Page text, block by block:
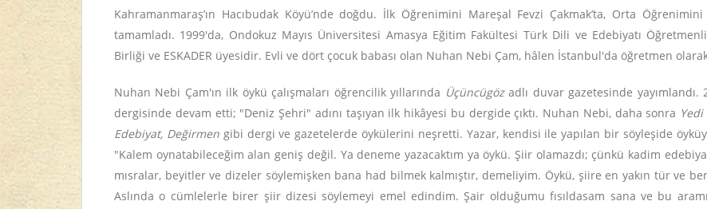
Kahramanmaraş’ın Hacıbudak Köyü’nde doğdu. İlk Öğrenimini Mareşal Fevzi Çakmak’ta, Orta
tamamladı. 1999'da, Ondokuz Mayıs Üniversitesi Amasya Eğitim Fakültesi Türk Dili ve Edebiyatı
Birliği ve ESKADER üyesidir. Evli ve dört çocuk babası olan Nuhan Nebi Çam, hâlen İstanbul'da öğretmen
Nuhan Nebi Çam'ın ilk öykü çalışmaları öğrencilik yıllarında Üçüncügözadlı duvar gazetesinde yayımlandı.
dergisinde devam etti; "Deniz Şehri" adını taşıyan ilk hikâyesi bu dergide çıktı. Nuhan Nebi, daha sonra
Edebiyat, Değirmengibi dergi ve gazetelerde öykülerini neşretti. Yazar, kendisi ile yapılan bir söyleşide
"Kalem oynatabileceğim alan geniş değil. Ya deneme yazacaktım ya öykü. Şiir olamazdı; çünkü kadim
mısralar, beyitler ve dizeler söylemişken bana had bilmek kalmıştır, demeliyim. Öykü, şiire en yakın tür ve
Aslında o cümlelerle birer şiir dizesi söylemeyi emel edindim. Şair olduğumu fısıldasam sana ve bu